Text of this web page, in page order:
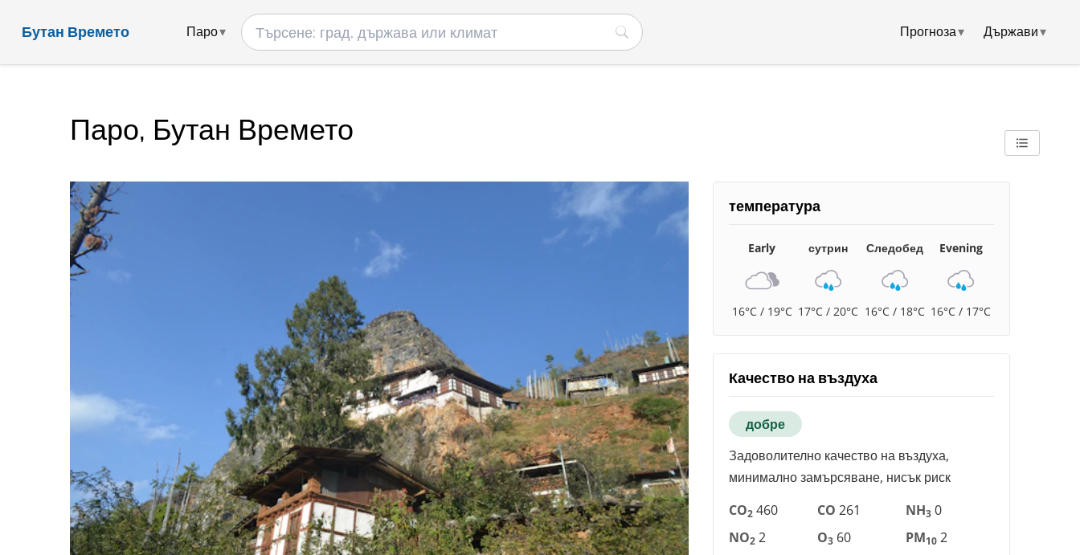
Бутан Времето Паро Прогноза▾ Държави▾
Паро, Бутан Времето
температура
Early
16°C / 19°C
сутрин
17°C / 20°C
Следобед
16°C / 18°C
Evening
16°C / 17°C
Качество на въздуха
добре
Задоволително качество на въздуха,
минимално замърсяване, нисък риск
CO2 460 CO 261 NH3 0
NO2 2 O3 60 PM10 2